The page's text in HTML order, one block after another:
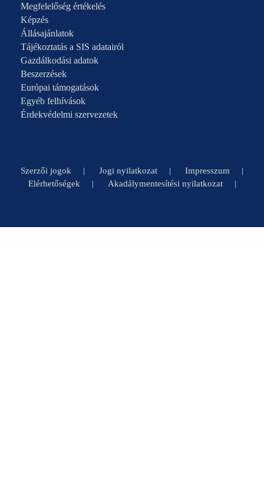
Megfelelőség értékelés
Képzés
Állásajánlatok
Tájékoztatás a SIS adatairól
Gazdálkodási adatok
Beszerzések
Európai támogatások
Egyéb felhívások
Érdekvédelmi szervezetek
Szerzői jogok Jogi nyilatkozat
Impresszum
Elérhetőségek
Akadálymentesítési nyilatkozat